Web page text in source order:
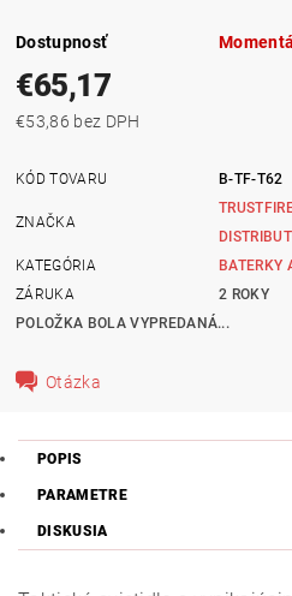
Dostupnosť
€65,17
€53,86 bez DPH
KÓD TOVARU B-TF-T62
ZNAČKA
KATEGÓRIA
BATERKY
ZÁRUKA
2 ROKY
POLOŽKA BOLA VYPREDANÁ...
Otázka
POPIS
PARAMETRE
DISKUSIA